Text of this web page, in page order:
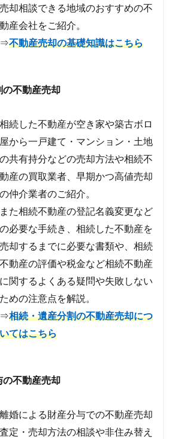
売却相談できる地域のおすすめの不
動産会社をご紹介。
⇒不動産売却の基礎知識はこちら
の不動産売却
相続した不動産が空き家や築古ボロ
屋から一戸建て・マンション・土地
の共有持分などの売却方法や相続不
動産の買取業者、早期かつ高値売却
の仲介業者のご紹介。
また相続不動産の登記名義変更など
の必要な手続き、相続した不動産を
売却するまでに必要な書類や、相続
不動産の評価や税金など相続不動産
に関するよくある疑問や失敗しない
ための注意点を解説。
⇒相続・遺産分割の不動産売却につ
いてはこちら
の不動産売却
離婚による財産分与での不動産売却
査定・売却方法の相談や非住み替え